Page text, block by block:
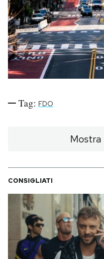
PODCAST
NEWSLETTER
AREA PERSONALE
Area Personale
Newsletter
Notifiche mobile
Regala il Post
Tag: FDO
CONSIGLIATI